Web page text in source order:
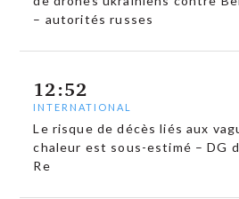
– autorités russes
12:52
INTERNATIONAL
Le risque de décès liés aux
chaleur est sous-estimé – DG
Re